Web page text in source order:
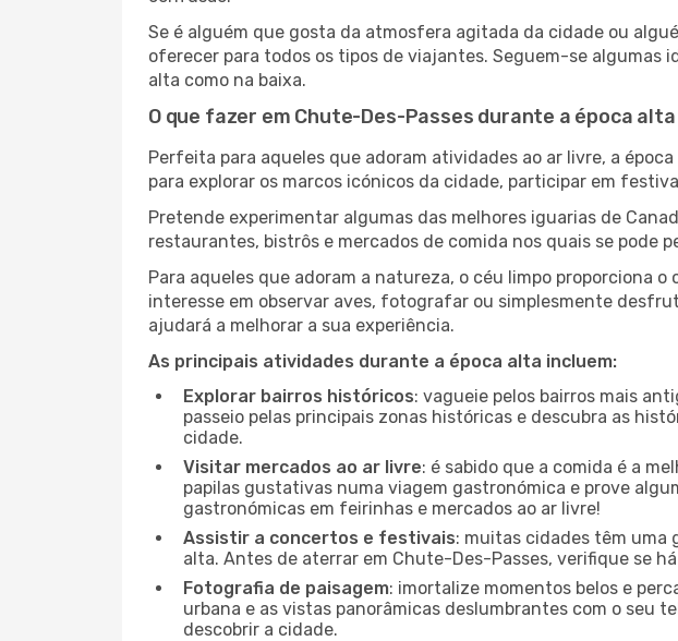
Se é alguém que gosta da atmosfera agitada da cidade ou
oferecer para todos os tipos de viajantes. Seguem-se algumas
alta como na baixa.
O que fazer em Chute-Des-Passes durante a época alta
Perfeita para aqueles que adoram atividades ao ar livre, a
para explorar os marcos icónicos da cidade, participar em
Pretende experimentar algumas das melhores iguarias de
restaurantes, bistrôs e mercados de comida nos quais se pode
Para aqueles que adoram a natureza, o céu limpo proporciona
interesse em observar aves, fotografar ou simplesmente
ajudará a melhorar a sua experiência.
As principais atividades durante a época alta incluem:
Explorar bairros históricos: vagueie pelos bairros mais
passeio pelas principais zonas históricas e descubra as
cidade.
Visitar mercados ao ar livre: é sabido que a comida é a
papilas gustativas numa viagem gastronómica e prove
gastronómicas em feirinhas e mercados ao ar livre!
Assistir a concertos e festivais: muitas cidades têm uma
alta. Antes de aterrar em Chute-Des-Passes, verifique se
Fotografia de paisagem: imortalize momentos belos e
urbana e as vistas panorâmicas deslumbrantes com o seu
descobrir a cidade.